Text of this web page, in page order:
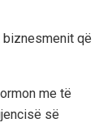
biznesmenit që
me të
së